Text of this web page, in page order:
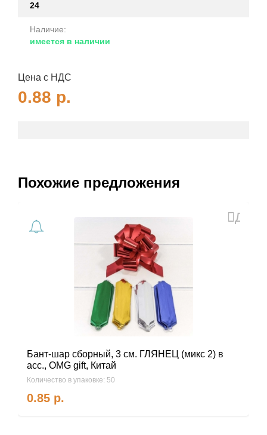
24
Наличие:
имеется в наличии
Цена с НДС
0.88 р.
Похожие предложения
Бант-шар сборный, 3 см. ГЛЯНЕЦ (микс 2) в
асс., ОMG gift, Китай
Количество в упаковке: 50
0.85 р.